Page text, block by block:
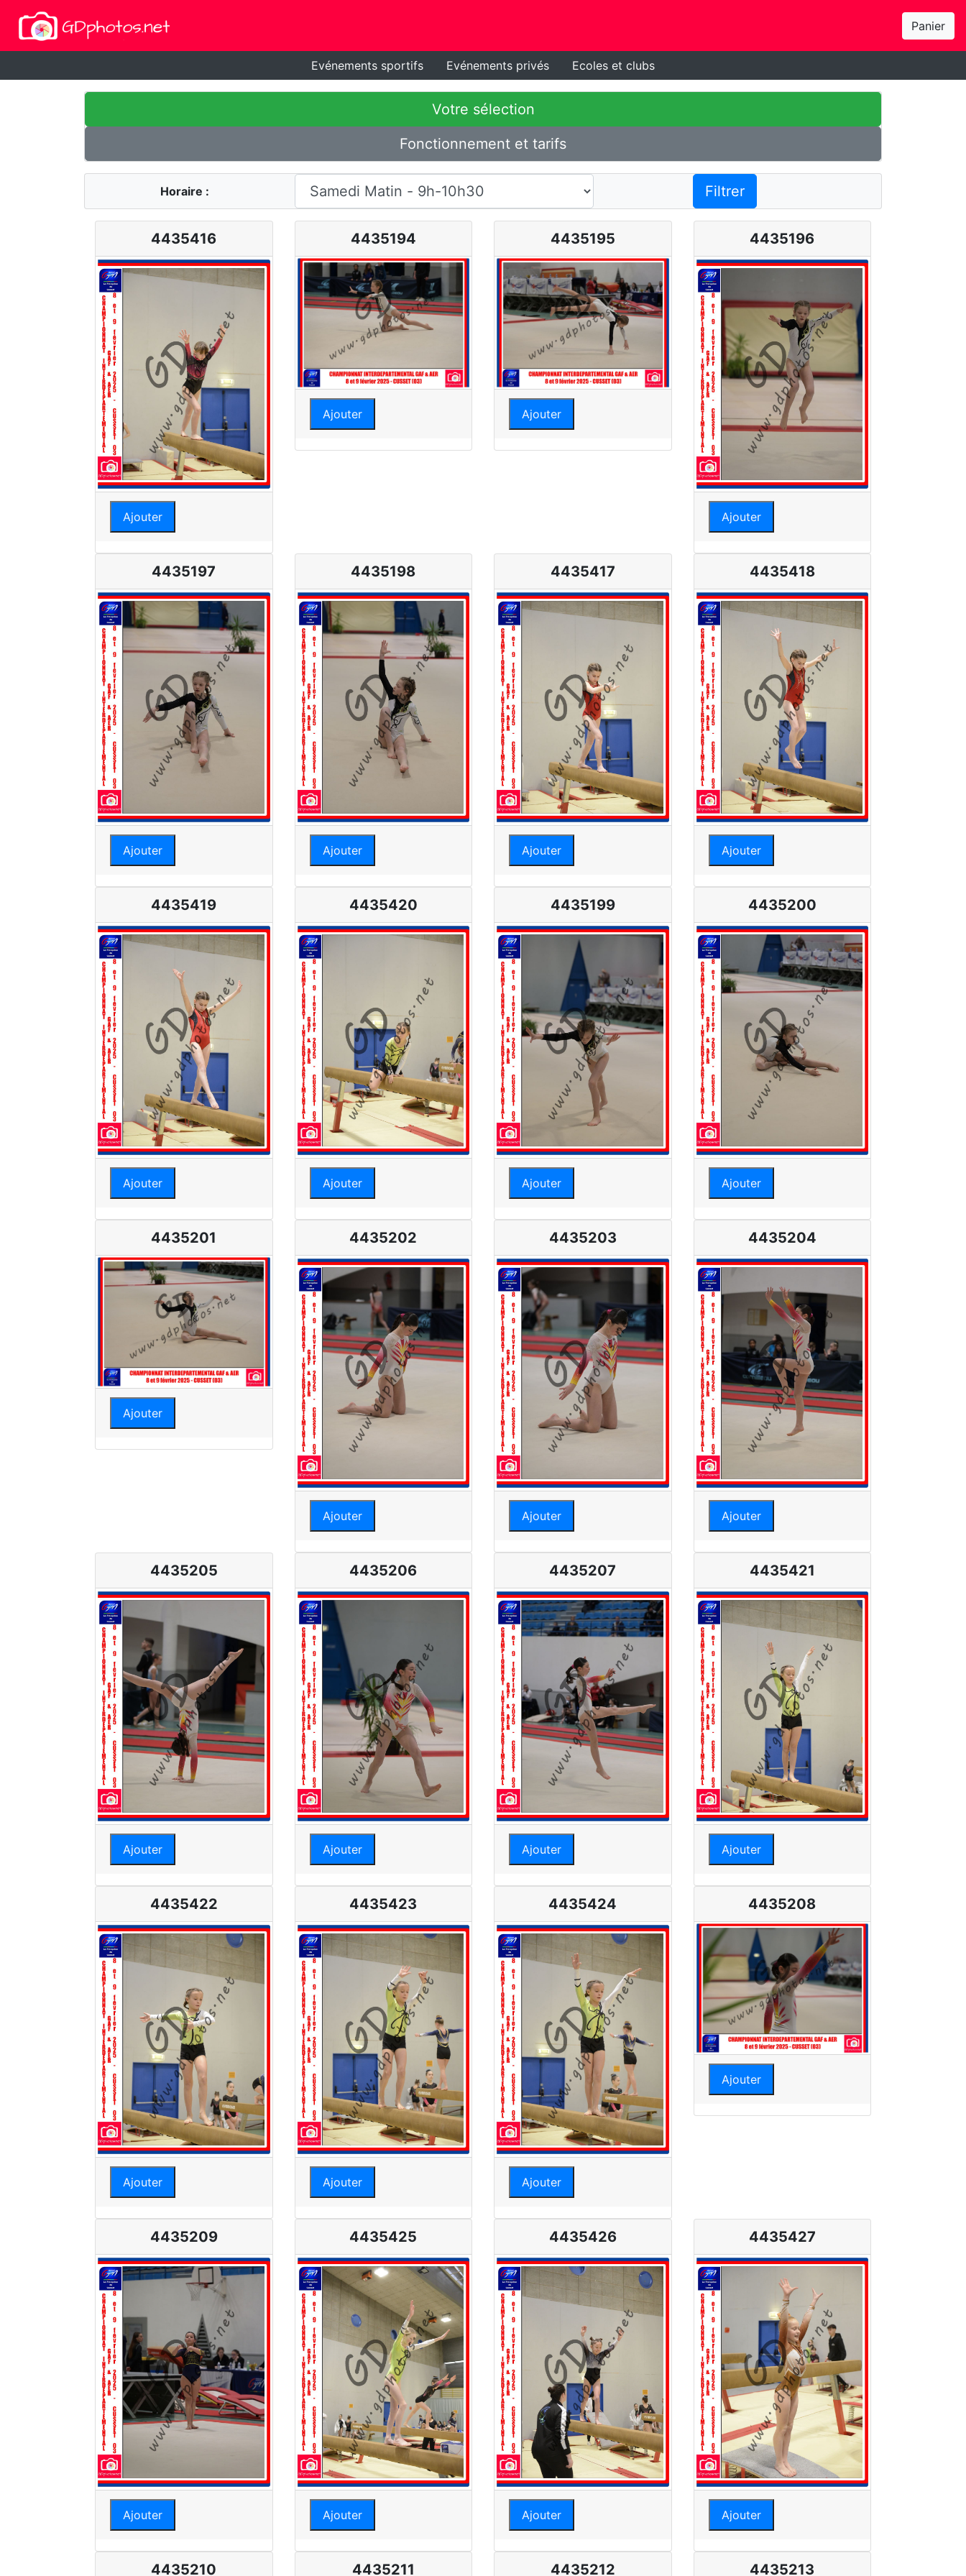
Panier
Evénements sportifs Evénements privés Ecoles et clubs
Votre sélection
Fonctionnement et tarifs
Horaire : Filtrer
4435416
Ajouter
4435194
Ajouter
4435195
Ajouter
4435196
Ajouter
4435197
Ajouter
4435198
Ajouter
4435417
Ajouter
4435418
Ajouter
4435419
Ajouter
4435420
Ajouter
4435199
Ajouter
4435200
Ajouter
4435201
Ajouter
4435202
Ajouter
4435203
Ajouter
4435204
Ajouter
4435205
Ajouter
4435206
Ajouter
4435207
Ajouter
4435421
Ajouter
4435422
Ajouter
4435423
Ajouter
4435424
Ajouter
4435208
Ajouter
4435209
Ajouter
4435425
Ajouter
4435426
Ajouter
4435427
Ajouter
4435210 4435211 4435212 4435213